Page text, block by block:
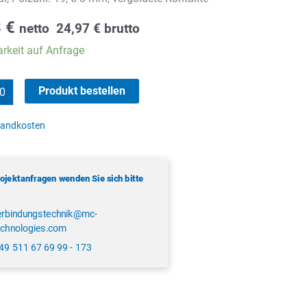
€ netto 24,97 € brutto
auf Anfrage
Produkt bestellen
wenden Sie sich bitte
511 67 69 99 - 173